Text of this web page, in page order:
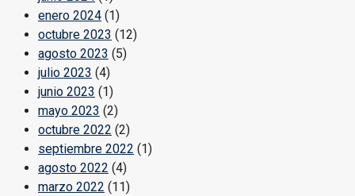
enero 2024 (1)
octubre 2023 (12)
agosto 2023 (5)
julio 2023 (4)
junio 2023 (1)
mayo 2023 (2)
octubre 2022 (2)
septiembre 2022 (1)
agosto 2022 (4)
marzo 2022 (11)